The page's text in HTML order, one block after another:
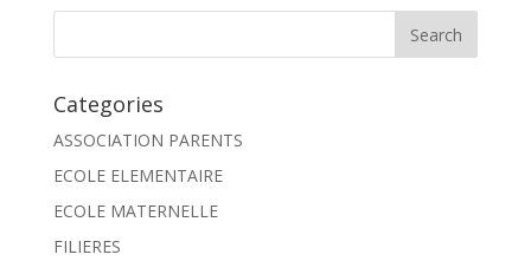
Categories
ASSOCIATION PARENTS
ECOLE ELEMENTAIRE
ECOLE MATERNELLE
FILIERES